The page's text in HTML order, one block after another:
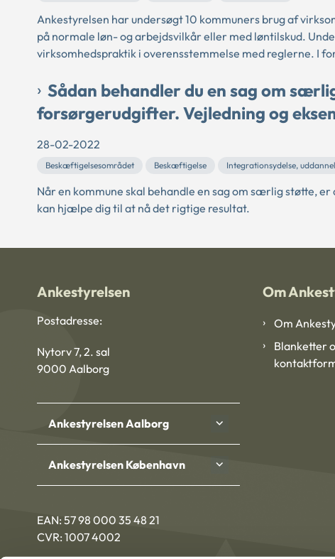
Ankestyrelsen har undersøgt 10 kommuners brug af
på normale løn- og arbejdsvilkår eller med løntilskud.
virksomhedspraktik i overensstemmelse med reglerne. I
Sådan behandler du en sag om
forsørgerudgifter. Vejledning og
28-02-2022
Beskæftigelsesområdet Beskæftigelse Integrationsydelse,
Når en kommune skal behandle en sag om særlig støtte,
kan hjælpe dig til at nå det rigtige resultat.
Ankestyrelsen
Postadresse:
Nytorv 7, 2. sal
9000 Aalborg
Ankestyrelsen Aalborg
Ankestyrelsen København
EAN: 57 98 000 35 48 21
CVR: 1007 4002
Om
Om
Blanketter